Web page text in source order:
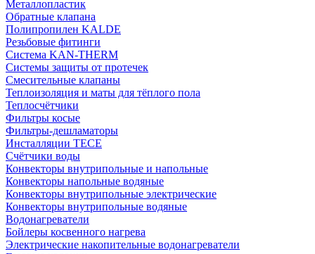
Металлопластик
Обратные клапана
Полипропилен KALDE
Резьбовые фитинги
Система KAN-THERM
Системы защиты от протечек
Смесительные клапаны
Теплоизоляция и маты для тёплого пола
Теплосчётчики
Фильтры косые
Фильтры-дешламаторы
Инсталляции TECE
Счётчики воды
Конвекторы внутрипольные и напольные
Конвекторы напольные водяные
Конвекторы внутрипольные электрические
Конвекторы внутрипольные водяные
Водонагреватели
Бойлеры косвенного нагрева
Электрические накопительные водонагреватели